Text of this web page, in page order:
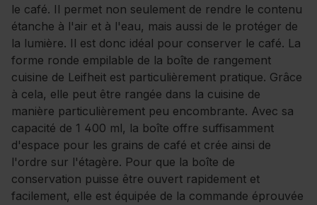
le café. Il permet non seulement de rendre le contenu
étanche à l'air et à l'eau, mais aussi de le protéger de
la lumière. Il est donc idéal pour conserver le café. La
forme ronde empilable de la boîte de rangement
cuisine de Leifheit est particulièrement pratique. Grâce
à cela, elle peut être rangée dans la cuisine de
manière particulièrement peu encombrante. Avec sa
capacité de 1 400 ml, la boîte offre suffisamment
d'espace pour les grains de café et crée ainsi de
l'ordre sur l'étagère. Pour que la boîte de
conservation puisse être ouvert rapidement et
facilement, elle est équipée de la commande éprouvée